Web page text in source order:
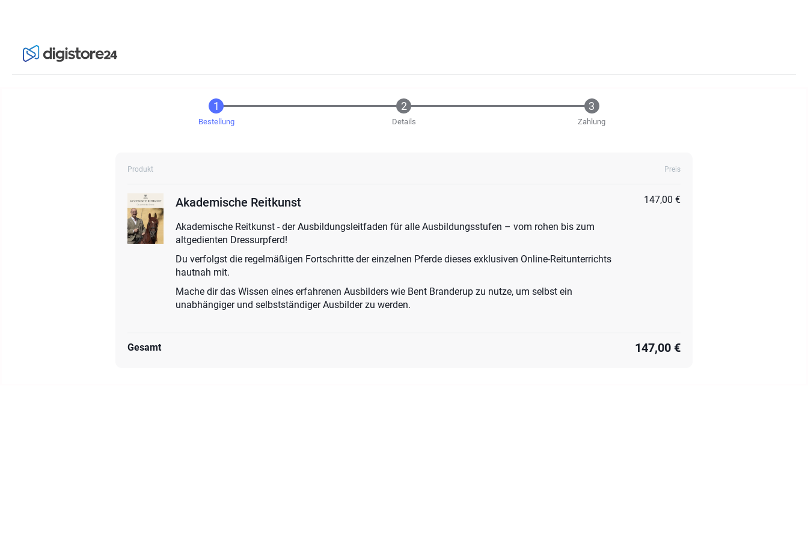
Bestellung Details Zahlung
Produkt Preis
Akademische Reitkunst
Akademische Reitkunst - der Ausbildungsleitfaden für alle Ausbildungsstufen – vom rohen bis zum
altgedienten Dressurpferd!
Du verfolgst die regelmäßigen Fortschritte der einzelnen Pferde dieses exklusiven Online-Reitunterrichts
hautnah mit.
Mache dir das Wissen eines erfahrenen Ausbilders wie Bent Branderup zu nutze, um selbst ein
unabhängiger und selbstständiger Ausbilder zu werden.
147,00 €
Gesamt 147,00 €